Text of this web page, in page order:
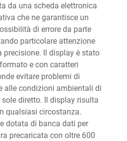
da una scheda elettronica
che ne garantisce un
di errore da parte
particolare attenzione
precisione. Il display è stato
e con caratteri
evitare problemi di
alle condizioni ambientali di
diretto. Il display risulta
qualsiasi circostanza.
dotata di banca dati per
precaricata con oltre 600